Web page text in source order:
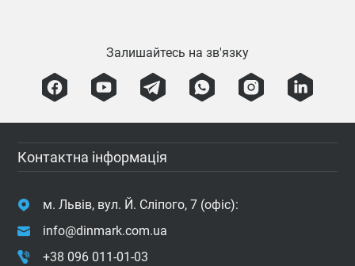
Залишайтесь на зв'язку
Контактна інформація
м. Львів, вул. Й. Сліпого, 7 (офіс):
info@dinmark.com.ua
+38 096 011-01-03